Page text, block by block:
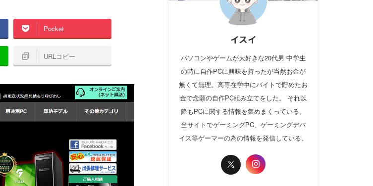
Pocket
URLコピー
イスイ
パソコンやゲームが大好きな20代男 中学生
の時に自作PCに興味を持ったが当然お金が
無くて無理。高専在学中にバイトで貯めたお
金で念願の自作PC組み立てをした。 それ以
降もPCに関する情報を集めまくっている。
当サイトでゲーミングPC、ゲーミングデバ
イス等ゲーマーの為の情報を発信している。